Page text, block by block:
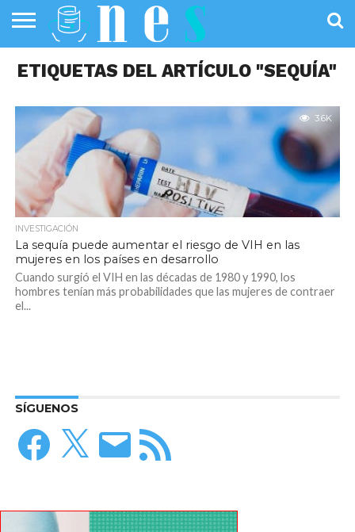
PÚBLICA
SANIDAD
INVESTIGACIÓN
ENTREVISTAS
PROFESIONALES
DE LA SALUD
INFOGRAFÍAS
DE SALUD
OPINIÓN
ETIQUETAS DEL ARTÍCULO "SEQUÍA"
3.6K
INVESTIGACIÓN
La sequía puede aumentar el riesgo de VIH en las
mujeres en los países en desarrollo
Cuando surgió el VIH en las décadas de 1980 y 1990, los
hombres tenían más probabilidades que las mujeres de contraer
el...
SÍGUENOS
Facebook
X
Correo
electrónico
Feed
RSS